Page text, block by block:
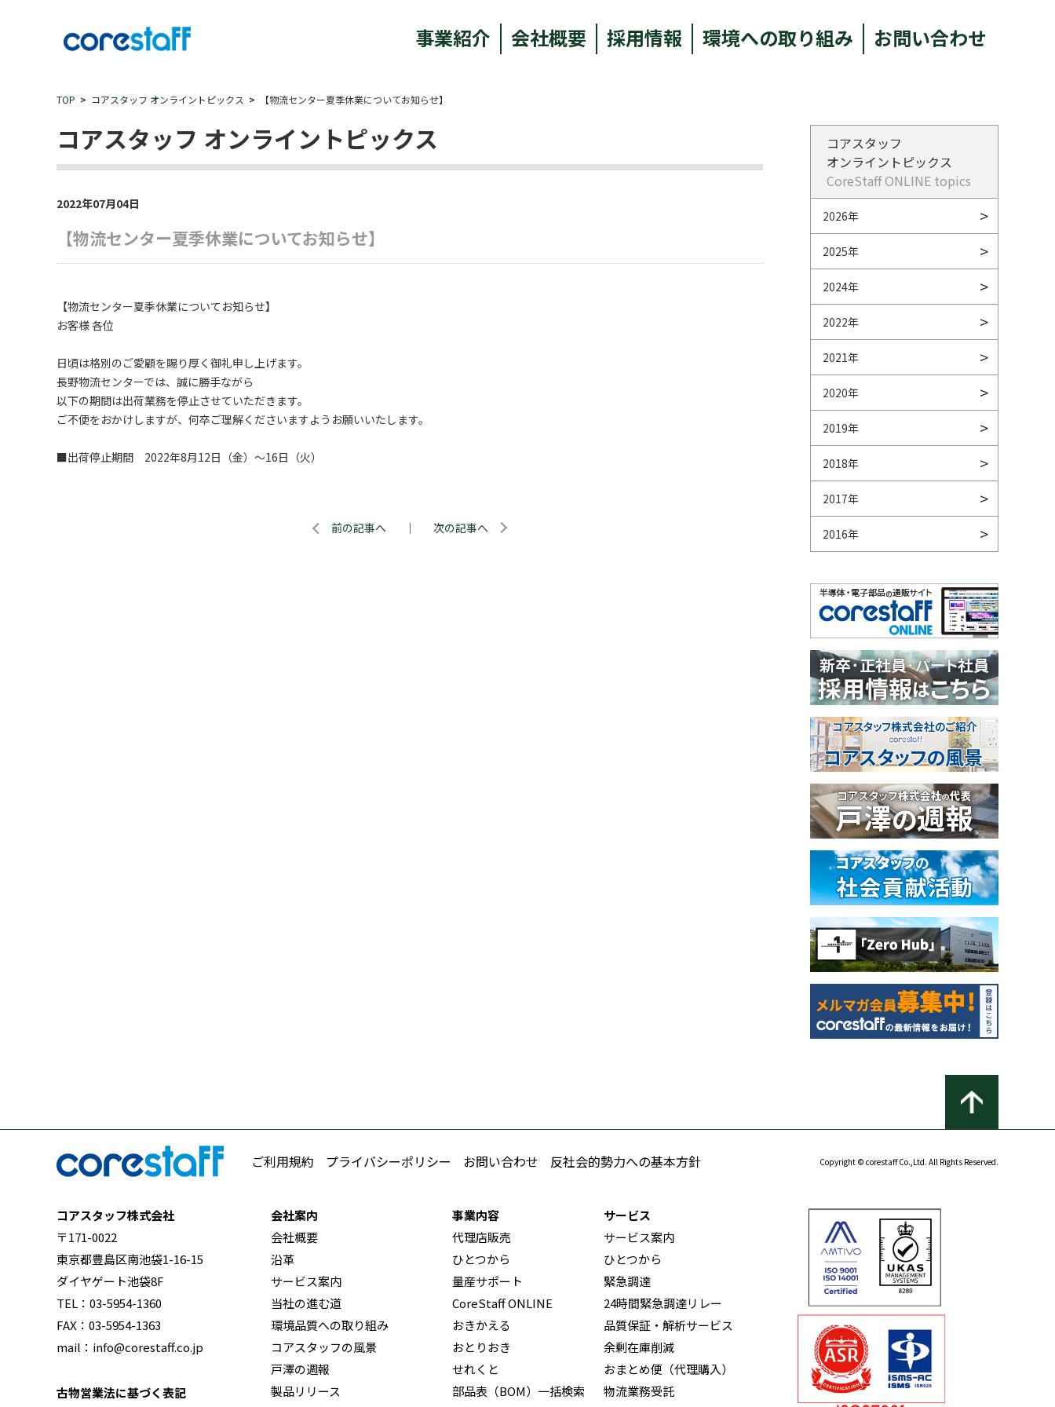
事業紹介 会社概要 採用情報 環境への取り組み お問い合わせ
TOP コアスタッフ オンライントピックス 【物流センター夏季休業についてお知らせ】
コアスタッフ オンライントピックス
2022年07月04日
【物流センター夏季休業についてお知らせ】
【物流センター夏季休業についてお知らせ】
お客様 各位
日頃は格別のご愛顧を賜り厚く御礼申し上げます。
長野物流センターでは、誠に勝手ながら
以下の期間は出荷業務を停止させていただきます。
ご不便をおかけしますが、何卒ご理解くださいますようお願いいたします。
■出荷停止期間 2022年8月12日（金）～16日（火）
前の記事へ ｜ 次の記事へ
コアスタッフ
オンライントピックス
CoreStaff ONLINE topics
2026年
2025年
2024年
2022年
2021年
2020年
2019年
2018年
2017年
2016年
ご利用規約 プライバシーポリシー お問い合わせ 反社会的勢力への基本方針 Copyright © corestaff Co.,Ltd. All Rights Reserved.
コアスタッフ株式会社
〒171-0022
東京都豊島区南池袋1-16-15
ダイヤゲート池袋8F
TEL：03-5954-1360
FAX：03-5954-1363
mail：info@corestaff.co.jp
古物営業法に基づく表記
会社案内
会社概要
沿革
サービス案内
当社の進む道
環境品質への取り組み
コアスタッフの風景
戸澤の週報
製品リリース
事業内容
代理店販売
ひとつから
量産サポート
CoreStaff ONLINE
おきかえる
おとりおき
せれくと
部品表（BOM）一括検索
サービス
サービス案内
ひとつから
緊急調達
24時間緊急調達リレー
品質保証・解析サービス
余剰在庫削減
おまとめ便（代理購入）
物流業務受託